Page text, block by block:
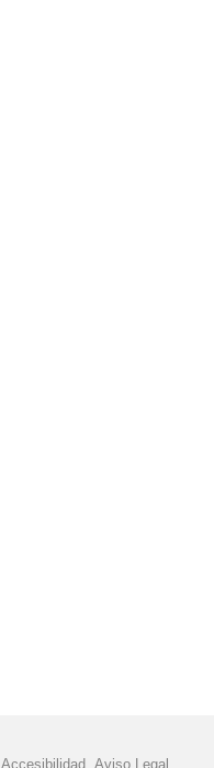
Accesibilidad Aviso Legal